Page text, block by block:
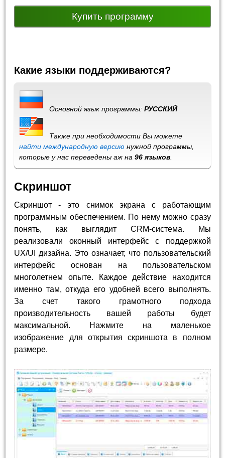
Купить программу
Какие языки поддерживаются?
Основной язык программы:РУССКИЙ
Также при необходимости Вы можете
найти международную версию нужной программы,
которые у нас переведены аж на96 языков
Скриншот
Скриншот - это снимок экрана с работающим
программным обеспечением. По нему можно сразу
понять, как выглядит CRM-система. Мы
реализовали оконный интерфейс с поддержкой
UX/UI дизайна. Это означает, что пользовательский
интерфейс основан на пользовательском
многолетнем опыте. Каждое действие находится
именно там, откуда его удобней всего выполнять.
За счет такого грамотного подхода
производительность вашей работы будет
максимальной. Нажмите на маленькое
изображение для открытия скриншота в полном
размере.